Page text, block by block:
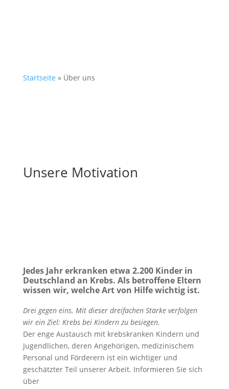
Startseite » Über uns
Unsere Motivation
Jedes Jahr erkranken etwa 2.200 Kinder in
Deutschland an Krebs. Als betroffene Eltern
wissen wir, welche Art von Hilfe wichtig ist.
Drei gegen eins. Mit dieser dreifachen Stärke verfolgen
wir ein Ziel: Krebs bei Kindern zu besiegen.
Der enge Austausch mit krebskranken Kindern und
Jugendlichen, deren Angehörigen, medizinischem
Personal und Förderern ist ein wichtiger und
geschätzter Teil unserer Arbeit. Informieren Sie sich
über